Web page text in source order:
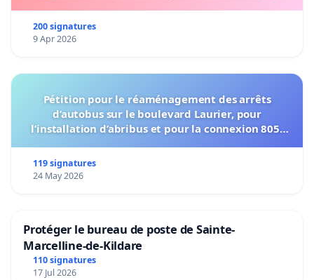
200 signatures
9 Apr 2026
Pétition pour le réaménagement des arrêts
d’autobus sur le boulevard Laurier, pour
l’installation d’abribus et pour la connexion 805-
119 signatures
24 May 2026
Protéger le bureau de poste de Sainte-
Marcelline-de-Kildare
110 signatures
17 Jul 2026